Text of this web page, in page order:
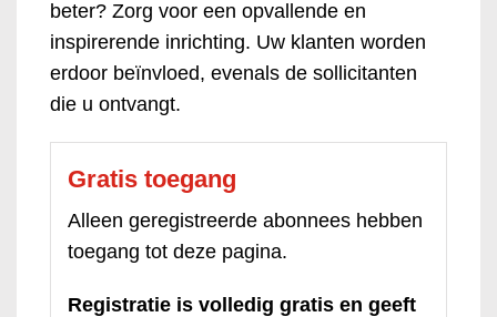
beter? Zorg voor een opvallende en
inspirerende inrichting. Uw klanten worden
erdoor beïnvloed, evenals de sollicitanten
die u ontvangt.
Gratis toegang
Alleen geregistreerde abonnees hebben
toegang tot deze pagina.
Registratie is volledig gratis en geeft